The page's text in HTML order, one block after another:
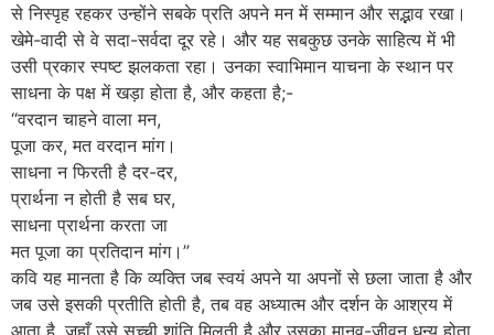
से निस्पृह रहकर उन्होंने सबके प्रति अपने मन में सम्मान और सद्भाव रखा।
खेमे-वादी से वे सदा-सर्वदा दूर रहे। और यह सबकुछ उनके साहित्य में भी
उसी प्रकार स्पष्ट झलकता रहा। उनका स्वाभिमान याचना के स्थान पर
साधना के पक्ष में खड़ा होता है, और कहता है;-
“वरदान चाहने वाला मन,
पूजा कर, मत वरदान मांग।
साधना न फिरती है दर-दर,
प्रार्थना न होती है सब घर,
साधना प्रार्थना करता जा
मत पूजा का प्रतिदान मांग।”
कवि यह मानता है कि व्यक्ति जब स्वयं अपने या अपनों से छला जाता है और
जब उसे इसकी प्रतीति होती है, तब वह अध्यात्म और दर्शन के आश्रय में